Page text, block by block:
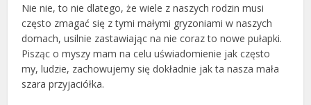
Nie nie, to nie dlatego, że wiele z naszych rodzin musi
często zmagać się z tymi małymi gryzoniami w naszych
domach, usilnie zastawiając na nie coraz to nowe pułapki.
Pisząc o myszy mam na celu uświadomienie jak często
my, ludzie, zachowujemy się dokładnie jak ta nasza mała
szara przyjaciółka.